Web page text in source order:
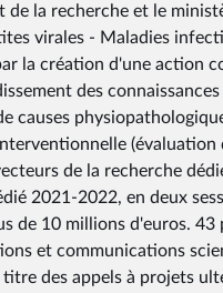
de la recherche et le
virales - Maladies
la création d'une action
des
causes
(évaluation
de la recherche
2021-2022, en deux
de 10 millions d'euros.
et communications
titre des appels à projets